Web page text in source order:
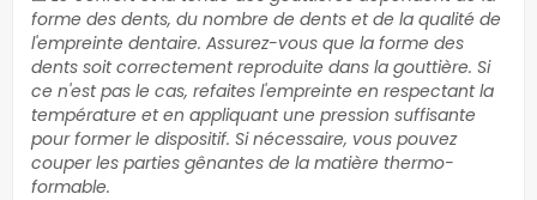
forme des dents, du nombre de dents et de la qualité de
l'empreinte dentaire. Assurez-vous que la forme des
dents soit correctement reproduite dans la gouttière. Si
ce n'est pas le cas, refaites l'empreinte en respectant la
température et en appliquant une pression suffisante
pour former le dispositif. Si nécessaire, vous pouvez
couper les parties gênantes de la matière thermo-
formable.